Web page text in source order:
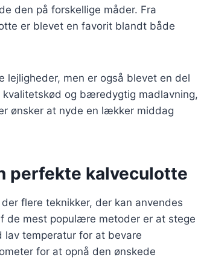
den på forskellige måder. Fra
er blevet en favorit blandt både
men er også blevet en del
og bæredygtig madlavning,
ønsker at nyde en lækker middag
perfekte kalveculotte
flere teknikker, der kan anvendes
de mest populære metoder er at stege
lav temperatur for at bevare
for at opnå den ønskede